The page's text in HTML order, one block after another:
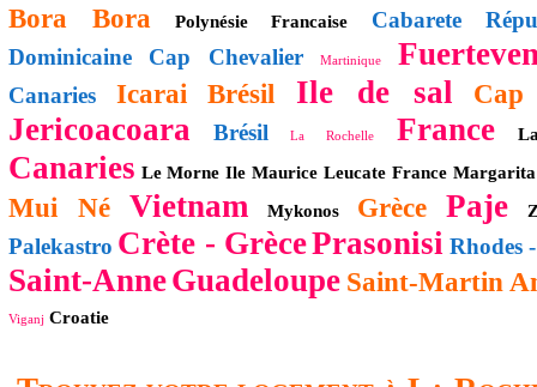
Bora Bora
Polynésie Francaise Cabarete
Dominicaine
Cap Chevalier Martinique
Canaries Icarai Brésil Ile de sal
Jericoacoara Brésil La Rochelle France
Canaries Le Morne Ile Maurice Leucate France Margarita
Mui Né Vietnam Mykonos Grèce Paje
Palekastro Crète - GrècePrasonisi Rhodes
Saint-AnneGuadeloupe Saint-Martin
Viganj Croatie